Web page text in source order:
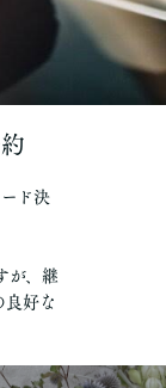
ド決
が、継
良好な